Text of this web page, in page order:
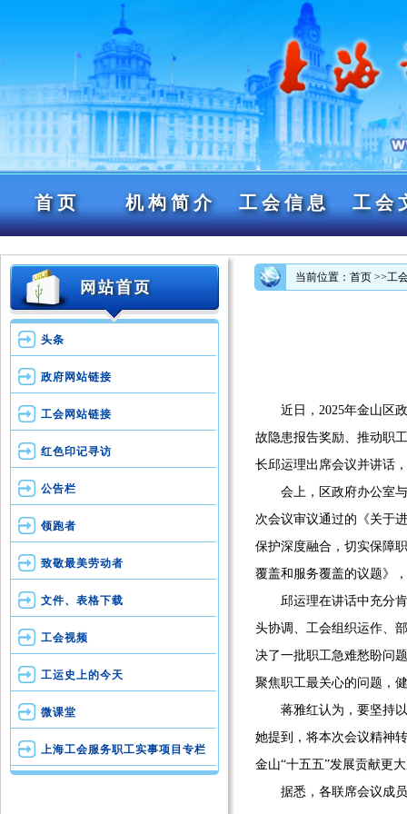
首页 机构简介 工会信息 工会
头条
政府网站链接
工会网站链接
红色印记寻访
公告栏
领跑者
致敬最美劳动者
文件、表格下载
工会视频
工运史上的今天
微课堂
上海工会服务职工实事项目专栏
当前位置：首页 >>工
近日，2025年金山区政
故隐患报告奖励、推动职
长邱运理出席会议并讲话
会上，区政府办公室与
次会议审议通过的《关于
保护深度融合，切实保障
覆盖和服务覆盖的议题》
邱运理在讲话中充分肯
头协调、工会组织运作、
决了一批职工急难愁盼问
聚焦职工最关心的问题，
蒋雅红认为，要坚持以
她提到，将本次会议精神
金山“十五五”发展贡献更
据悉，各联席会议成员